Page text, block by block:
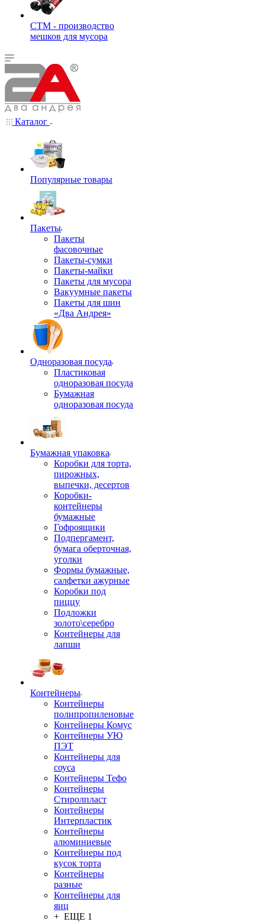
СТМ - производство
мешков для мусора
Каталог
Популярные товары
Пакеты
Пакеты
фасовочные
Пакеты-сумки
Пакеты-майки
Пакеты для мусора
Вакуумные пакеты
Пакеты для шин
«Два Андрея»
Одноразовая посуда
Пластиковая
одноразовая посуда
Бумажная
одноразовая посуда
Бумажная упаковка
Коробки для торта,
пирожных,
выпечки, десертов
Коробки-
контейнеры
бумажные
Гофроящики
Подпергамент,
бумага оберточная,
уголки
Формы бумажные,
салфетки ажурные
Коробки под
пиццу
Подложки
золото\серебро
Контейнеры для
лапши
Контейнеры
Контейнеры
полипропиленовые
Контейнеры Комус
Контейнеры УЮ
ПЭТ
Контейнеры для
соуса
Контейнеры Тефо
Контейнеры
Стиролпласт
Контейнеры
Интерпластик
Контейнеры
алюминиевые
Контейнеры под
кусок торта
Контейнеры
разные
Контейнеры для
яиц
+ ЕЩЕ 1